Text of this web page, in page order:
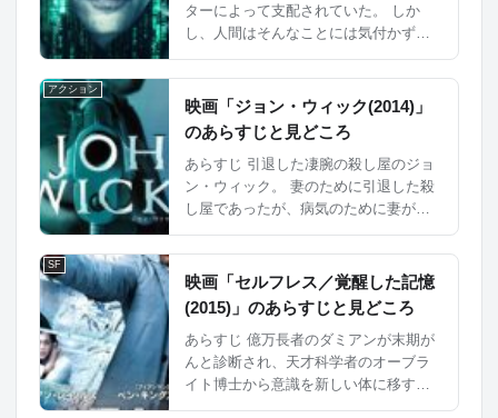
ターによって支配されていた。 しか
し、人間はそんなことには気付かず
しかし、実際に生きている人間たちは
特殊な機械で、コンピュータの中に入
り...
アクション
映画「ジョン・ウィック(2014)」
のあらすじと見どころ
あらすじ 引退した凄腕の殺し屋のジョ
ン・ウィック。 妻のために引退した殺
し屋であったが、病気のために妻が亡
もが、ロシアン・マフィア奪われてし
まった。 心の奥底に封じ込めた魔物を
呼び覚まして、壮...
SF
映画「セルフレス／覚醒した記憶
(2015)」のあらすじと見どころ
あらすじ 億万長者のダミアンが末期が
んと診断され、天才科学者のオーブラ
イト博士から意識を新しい体に移す機